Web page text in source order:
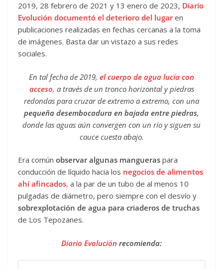
2019, 28 febrero de 2021 y 13 enero de 2023, Diario
Evolución documentó el deterioro del lugaren
publicaciones realizadas en fechas cercanas a la toma
de imágenes. Basta dar un vistazo a sus redes
sociales.
En tal fecha de 2019, el cuerpo de agua lucía con
acceso, a través de un tronco horizontal y piedras
redondas para cruzar de extremo a extremo, con una
pequeña desembocadura en bajada entre piedras,
donde las aguas aún convergen con un río y siguen su
cauce cuesta abajo.
Era común observar algunas mangueras para
conducción de líquido hacia los negocios de alimentos
ahí afincados, a la par de un tubo de al menos 10
pulgadas de diámetro, pero siempre con el desvío y
sobrexplotación de agua para criaderos de truchas
de Los Tepozanes.
Diario Evolución recomienda: